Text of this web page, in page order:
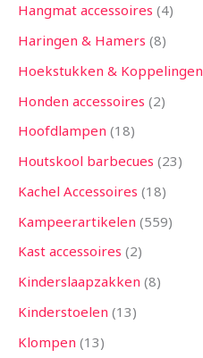
Hangmat accessoires 4
Haringen & Hamers 8
Hoekstukken & Koppelingen
Honden accessoires 2
Hoofdlampen 18
Houtskool barbecues 23
Kachel Accessoires 18
Kampeerartikelen 559
Kast accessoires 2
Kinderslaapzakken 8
Kinderstoelen 13
Klompen 13